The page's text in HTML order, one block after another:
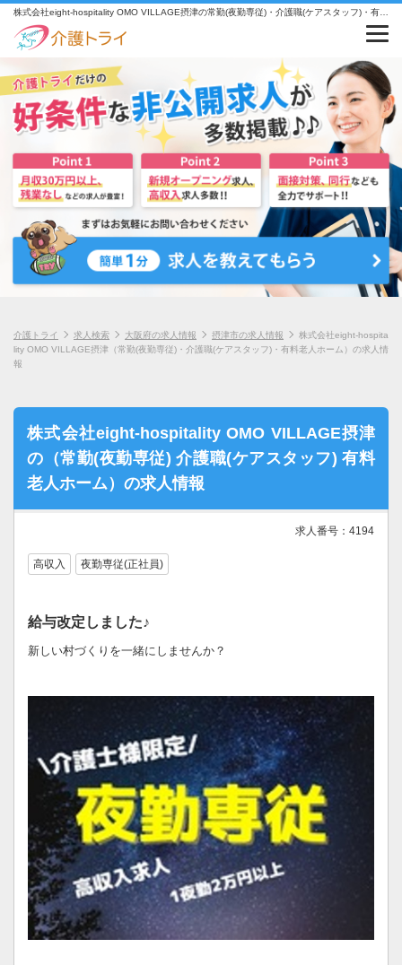
介護トライ 求人検索 大阪府の求人情報 摂津市の求人情報
株式会社eight-hospita
lity OMO VILLAGE摂津（常勤(夜勤専従)・介護職(ケアスタッフ)・有料老人ホーム）の求人情
報
株式会社eight-hospitality OMO VILLAGE摂津
の（常勤(夜勤専従) 介護職(ケアスタッフ) 有料
老人ホーム）の求人情報
求人番号：4194
高収入 夜勤専従(正社員)
給与改定しました♪
新しい村づくりを一緒にしませんか？